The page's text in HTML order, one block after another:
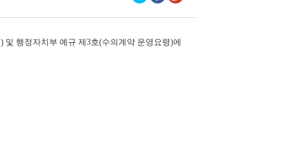
) 및 행정자치부 예규 제 3호(수의계약 운영요령)에